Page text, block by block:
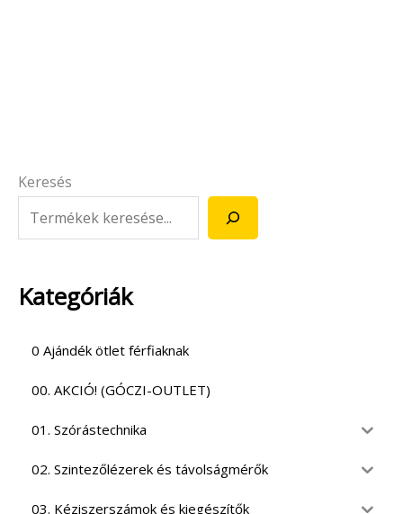
Keresés
Kategóriák
0 Ajándék ötlet férfiaknak
00. AKCIÓ! (GÓCZI-OUTLET)
01. Szórástechnika
02. Szintezőlézerek és távolságmérők
03. Kéziszerszámok és kiegészítők